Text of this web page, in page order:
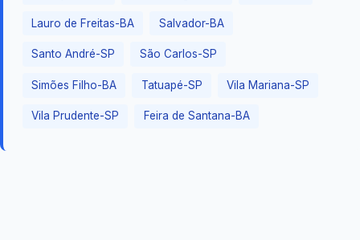
Lauro de Freitas-BA Salvador-BA
Santo André-SP São Carlos-SP
Simões Filho-BA Tatuapé-SP Vila Mariana-SP
Vila Prudente-SP Feira de Santana-BA